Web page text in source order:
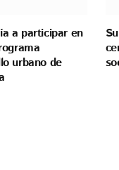
a participar en
urbano de